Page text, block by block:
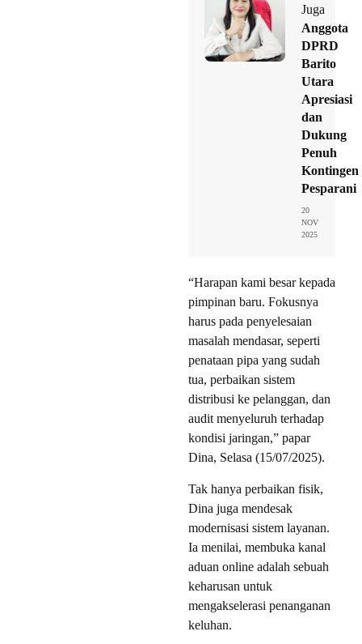
Juga
Anggota
DPRD
Barito
Utara
Apresiasi
dan
Dukung
Penuh
Kontingen
Pesparani
20
NOV
2025
“Harapan kami besar kepada
pimpinan baru. Fokusnya
harus pada penyelesaian
masalah mendasar, seperti
penataan pipa yang sudah
tua, perbaikan sistem
distribusi ke pelanggan, dan
audit menyeluruh terhadap
kondisi jaringan,” papar
Dina, Selasa (15/07/2025).
Tak hanya perbaikan fisik,
Dina juga mendesak
modernisasi sistem layanan.
Ia menilai, membuka kanal
aduan online adalah sebuah
keharusan untuk
mengakselerasi penanganan
keluhan.